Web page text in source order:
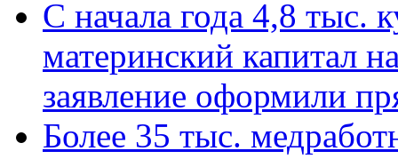
С начала года 4,8 тыс.
материнский капитал
заявление оформили
Более 35 тыс.